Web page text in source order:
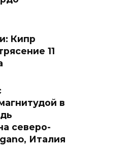
Кипр
11
в
северо-
Италия